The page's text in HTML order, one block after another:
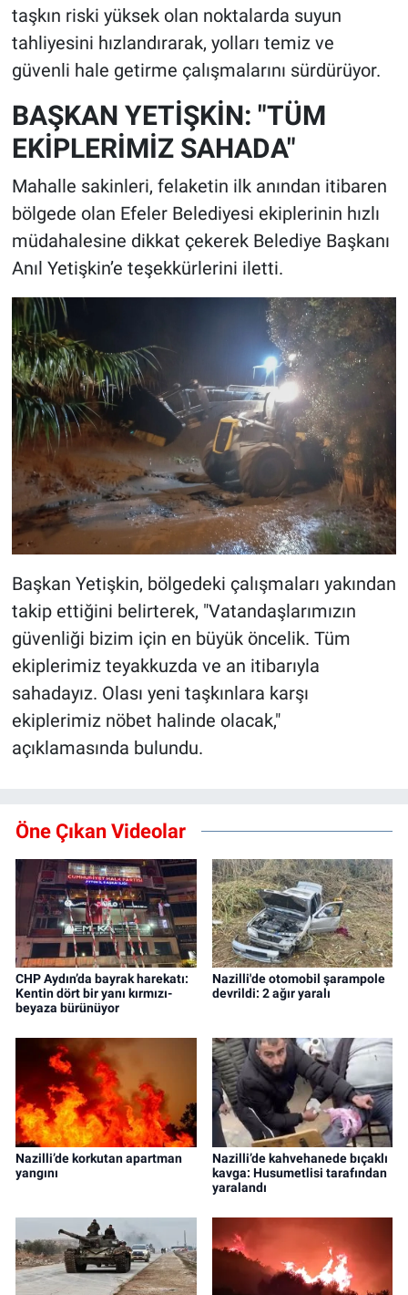
taşkın riski yüksek olan noktalarda suyun
tahliyesini hızlandırarak, yolları temiz ve
güvenli hale getirme çalışmalarını sürdürüyor.
BAŞKAN YETİŞKİN: "TÜM
EKİPLERİMİZ SAHADA"
Mahalle sakinleri, felaketin ilk anından itibaren
bölgede olan Efeler Belediyesi ekiplerinin hızlı
müdahalesine dikkat çekerek Belediye Başkanı
Anıl Yetişkin’e teşekkürlerini iletti.
Başkan Yetişkin, bölgedeki çalışmaları yakından
takip ettiğini belirterek, "Vatandaşlarımızın
güvenliği bizim için en büyük öncelik. Tüm
ekiplerimiz teyakkuzda ve an itibarıyla
sahadayız. Olası yeni taşkınlara karşı
ekiplerimiz nöbet halinde olacak,"
açıklamasında bulundu.
Öne Çıkan Videolar
CHP Aydın’da bayrak harekatı:
Kentin dört bir yanı kırmızı-
beyaza bürünüyor
Nazilli'de otomobil şarampole
devrildi: 2 ağır yaralı
Nazilli’de korkutan apartman
yangını
Nazilli’de kahvehanede bıçaklı
kavga: Husumetlisi tarafından
yaralandı